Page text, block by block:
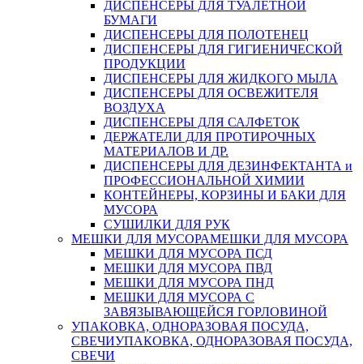
ДИСПЕНСЕРЫ ДЛЯ ТУАЛЕТНОЙ
БУМАГИ
ДИСПЕНСЕРЫ ДЛЯ ПОЛОТЕНЕЦ
ДИСПЕНСЕРЫ ДЛЯ ГИГИЕНИЧЕСКОЙ
ПРОДУКЦИИ
ДИСПЕНСЕРЫ ДЛЯ ЖИДКОГО МЫЛА
ДИСПЕНСЕРЫ ДЛЯ ОСВЕЖИТЕЛЯ
ВОЗДУХА
ДИСПЕНСЕРЫ ДЛЯ САЛФЕТОК
ДЕРЖАТЕЛИ ДЛЯ ПРОТИРОЧНЫХ
МАТЕРИАЛОВ И ДР.
ДИСПЕНСЕРЫ ДЛЯ ДЕЗИНФЕКТАНТА и
ПРОФЕССИОНАЛЬНОЙ ХИМИИ
КОНТЕЙНЕРЫ, КОРЗИНЫ И БАКИ ДЛЯ
МУСОРА
СУШИЛКИ ДЛЯ РУК
МЕШКИ ДЛЯ МУСОРАМЕШКИ ДЛЯ МУСОРА
МЕШКИ ДЛЯ МУСОРА ПСД
МЕШКИ ДЛЯ МУСОРА ПВД
МЕШКИ ДЛЯ МУСОРА ПНД
МЕШКИ ДЛЯ МУСОРА С
ЗАВЯЗЫВАЮЩЕЙСЯ ГОРЛОВИНОЙ
УПАКОВКА, ОДНОРАЗОВАЯ ПОСУДА,
СВЕЧИУПАКОВКА, ОДНОРАЗОВАЯ ПОСУДА,
СВЕЧИ